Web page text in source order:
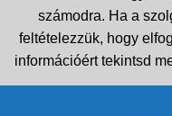
számodra. Ha a
feltételezzük, hogy
információért tekintsd